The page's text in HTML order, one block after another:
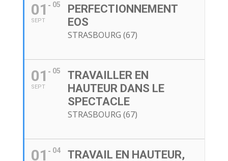
01
SEPT
05
PERFECTIONNEMENT
EOS
STRASBOURG (67)
01
SEPT
05
TRAVAILLER EN
HAUTEUR DANS LE
SPECTACLE
STRASBOURG (67)
01 04 TRAVAIL EN HAUTEUR,